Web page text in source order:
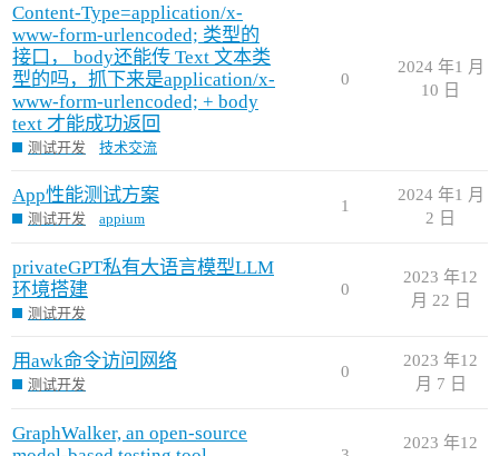
Content-Type=application/x-
www-form-urlencoded; 类型的
接口， body还能传 Text 文本类
型的吗，抓下来是application/x-
www-form-urlencoded; + body
text 才能成功返回
测试开发 技术交流
0
2024 年1 月
10 日
App性能测试方案
测试开发 appium
1
2024 年1 月
2 日
privateGPT私有大语言模型LLM
环境搭建
测试开发
0
2023 年12
月 22 日
用awk命令访问网络
测试开发
0
2023 年12
月 7 日
GraphWalker, an open-source
2023 年12